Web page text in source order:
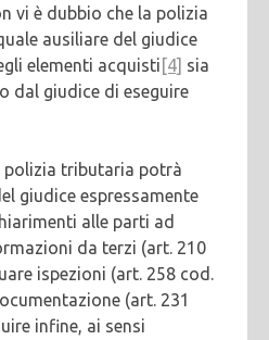
vi è dubbio che la polizia
ausiliare del giudice
elementi acquisti [4] sia
dal giudice di eseguire
polizia tributaria potrà
giudice espressamente
alle parti ad
da terzi (art. 210
ispezioni (art. 258 cod.
(art. 231
infine, ai sensi